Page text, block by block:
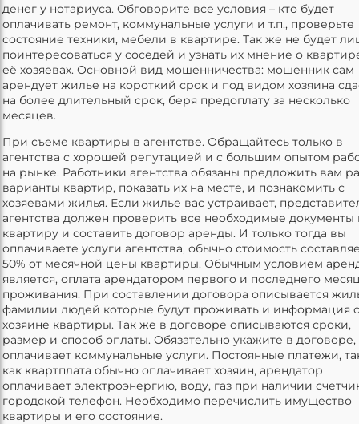
денег у нотариуса. Обговорите все условия – кто будет
оплачивать ремонт, коммунальные услуги и т.п., проверьте
состояние техники, мебели в квартире. Так же не будет
поинтересоваться у соседей и узнать их мнение о
её хозяевах. Основной вид мошенничества: мошенник сам
арендует жилье на короткий срок и под видом хозяина
на более длительный срок, беря предоплату за несколько
месяцев.
При съеме квартиры в агентстве. Обращайтесь только в
агентства с хорошей репутацией и с большим опытом
на рынке. Работники агентства обязаны предложить вам
варианты квартир, показать их на месте, и познакомить с
хозяевами жилья. Если жилье вас устраивает,
агентства должен проверить все необходимые документы
квартиру и составить договор аренды. И только тогда вы
оплачиваете услуги агентства, обычно стоимость
50% от месячной цены квартиры. Обычным условием
является, оплата арендатором первого и последнего
проживания. При составлении договора описывается
фамилии людей которые будут проживать и информация
хозяине квартиры. Так же в договоре описываются сроки,
размер и способ оплаты. Обязательно укажите в договоре,
оплачивает коммунальные услуги. Постоянные платежи,
как квартплата обычно оплачивает хозяин, арендатор
оплачивает электроэнергию, воду, газ при наличии
городской телефон. Необходимо перечислить имущество
квартиры и его состояние.